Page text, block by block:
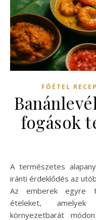
FŐÉTEL
fogások
A természetes alapanyagok és a fenntartható étkezés
iránti érdeklődés az
Az emberek egyre
ételeket, amelyek
környezetbarát